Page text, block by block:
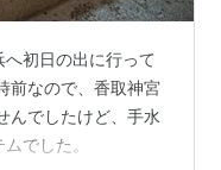
初日の出に行って
前なので、香取神宮
んでしたけど、手水
でした。